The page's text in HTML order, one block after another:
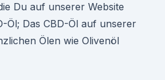
Du auf unserer Website
Öl; Das CBD-Öl auf unserer
Ölen wie Olivenöl